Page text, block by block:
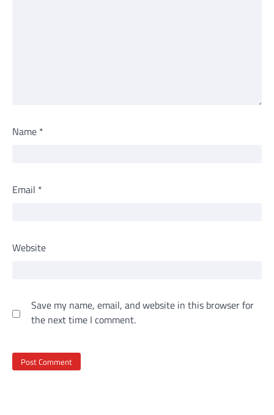
Name *
Email *
Website
Save my name, email, and website in this browser for
the next time I comment.